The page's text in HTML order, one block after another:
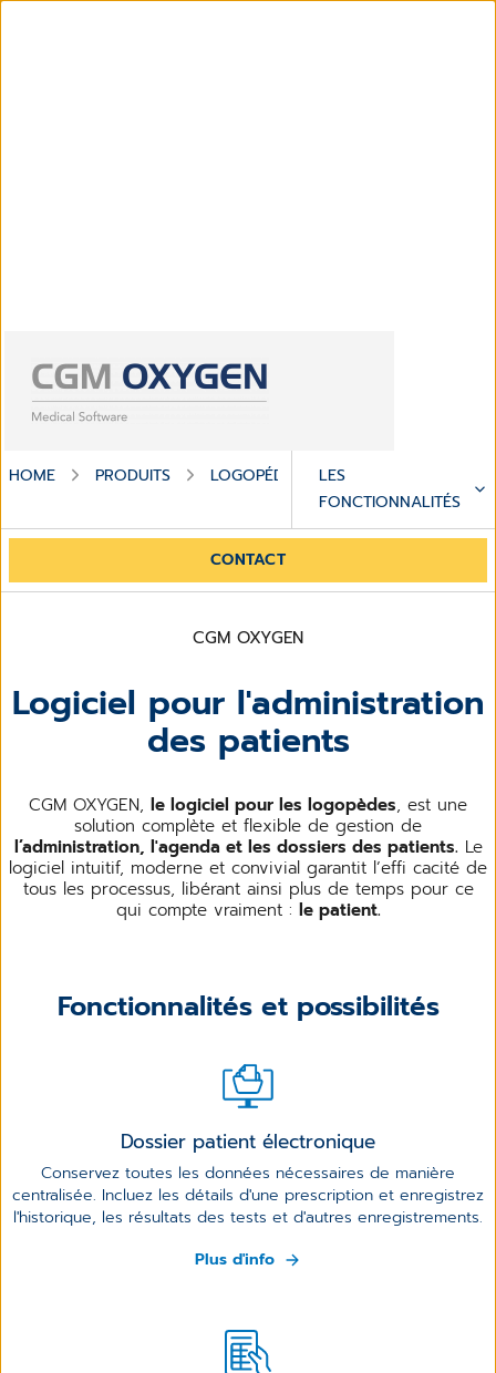
HOME PRODUITS LOGOPÉDIE CGM OXYGEN
LES
FONCTIONNALITÉS
CONTACT
CGM OXYGEN
Logiciel pour l'administration
des patients
CGM OXYGEN, le logiciel pour les logopèdes, est une
solution complète et flexible de gestion de
l’administration, l'agenda et les dossiers des patients. Le
logiciel intuitif, moderne et convivial garantit l’effi cacité de
tous les processus, libérant ainsi plus de temps pour ce
qui compte vraiment : le patient.
Fonctionnalités et possibilités
Dossier patient électronique
Conservez toutes les données nécessaires de manière
centralisée. Incluez les détails d'une prescription et enregistrez
l'historique, les résultats des tests et d'autres enregistrements.
Plus d'info